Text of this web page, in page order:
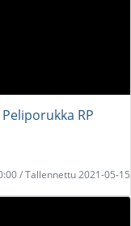
Peliporukka RP
/ Tallennettu 2021-05-15